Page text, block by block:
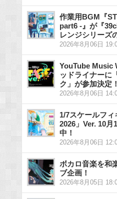
作業用BGM『
part6 -』が『
レンジシリーズ
2026年8月06日
YouTube Music
ッドライナーに
ク」が参加決定！
2026年8月06日
1/7スケールフ
2026」Ver. 10月
中！
2026年8月06日
ボカロ音楽を和
ブ企画！
2026年8月05日